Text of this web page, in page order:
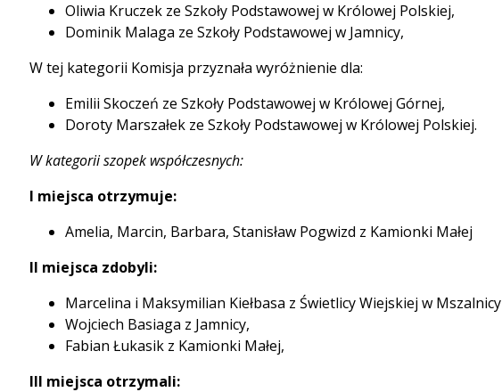
Oliwia Kruczek ze Szkoły Podstawowej w Królowej Polskiej,
Dominik Malaga ze Szkoły Podstawowej w Jamnicy,
W tej kategorii Komisja przyznała wyróżnienie dla:
Emilii Skoczeń ze Szkoły Podstawowej w Królowej Górnej,
Doroty Marszałek ze Szkoły Podstawowej w Królowej Polskiej.
W kategorii szopek współczesnych:
I miejsca otrzymuje:
Amelia, Marcin, Barbara, Stanisław Pogwizd z Kamionki Małej
II miejsca zdobyli:
Marcelina i Maksymilian Kiełbasa z Świetlicy Wiejskiej w Mszalnicy
Wojciech Basiaga z Jamnicy,
Fabian Łukasik z Kamionki Małej,
III miejsca otrzymali: